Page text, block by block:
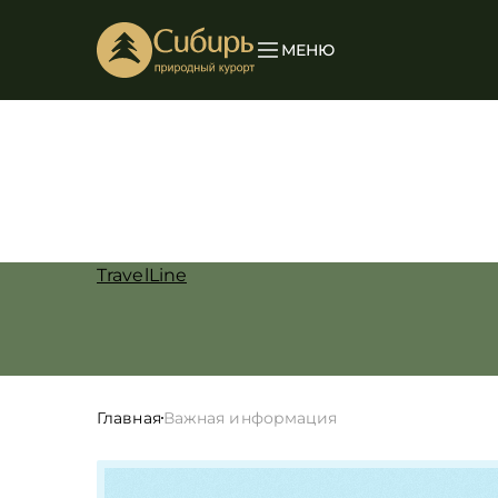
МЕНЮ
TravelLine
ГлавнаяВажная информация